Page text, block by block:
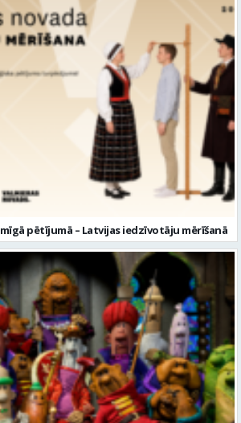
pētījumā – Latvijas iedzīvotāju mērīšanā